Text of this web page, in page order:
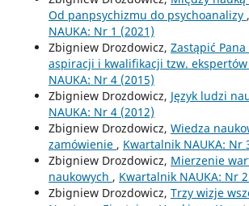
Od panpsychizmu do psychoanalizy ,
NAUKA: Nr 1 (2021)
Zbigniew Drozdowicz, Zastąpić
aspiracji i kwalifikacji tzw. ekspertów
NAUKA: Nr 4 (2015)
Zbigniew Drozdowicz, Język ludzi
NAUKA: Nr 4 (2012)
Zbigniew Drozdowicz, Wiedza
zamówienie , Kwartalnik NAUKA: Nr
Zbigniew Drozdowicz, Mierzenie
naukowych , Kwartalnik NAUKA: Nr
Zbigniew Drozdowicz, Trzy wizje